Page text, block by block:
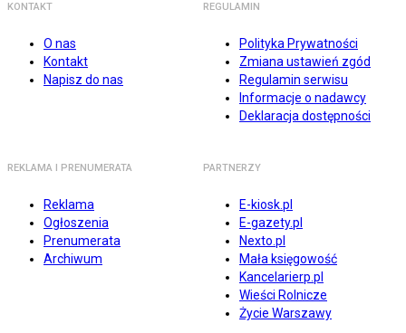
KONTAKT
O nas
Kontakt
Napisz do nas
REGULAMIN
Polityka Prywatności
Zmiana ustawień zgód
Regulamin serwisu
Informacje o nadawcy
Deklaracja dostępności
REKLAMA I PRENUMERATA
Reklama
Ogłoszenia
Prenumerata
Archiwum
PARTNERZY
E-kiosk.pl
E-gazety.pl
Nexto.pl
Mała księgowość
Kancelarierp.pl
Wieści Rolnicze
Życie Warszawy